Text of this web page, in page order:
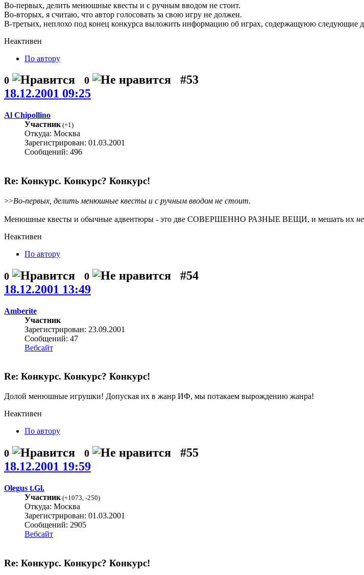
Во-первых, делить менюшные квесты и с ручным вводом не стоит.
Во-вторых, я считаю, что автор голосовать за свою игру не должен.
В-третьих, неплохо под конец конкурса выложить информацию об играх, содержащуюю следующие
Неактивен
По автору
0 0
#53
18.12.2001 09:25
Al Chipollino
Участник(+1)
Откуда: Москва
Зарегистрирован: 01.03.2001
Сообщений: 496
Re: Конкурс. Конкурс? Конкурс!
>>Во-первых, делить менюшные квесты и с ручным вводом не стоит.
Менюшные квесты и обычные адвентюры - это две СОВЕРШЕННО РАЗНЫЕ ВЕЩИ, и мешать их
Неактивен
По автору
0 0
#54
18.12.2001 13:49
Amberite
Участник
Зарегистрирован: 23.09.2001
Сообщений: 47
Вебсайт
Re: Конкурс. Конкурс? Конкурс!
Долой менюшные игрушки! Допуская их в жанр ИФ, мы потакаем вырождению жанра!
Неактивен
По автору
0 0
#55
18.12.2001 19:59
Olegus t.Gl.
Участник (+1073 -250)
Откуда: Москва
Зарегистрирован: 01.03.2001
Сообщений: 2905
Вебсайт
Re: Конкурс. Конкурс? Конкурс!